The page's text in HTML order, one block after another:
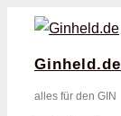
Zum
springen
Ginheld.de
alles für den GIN